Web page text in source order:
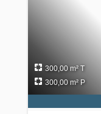
300,00 m² T
300,00 m² P